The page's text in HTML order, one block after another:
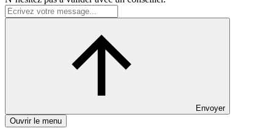
Envoyer
Ouvrir le menu